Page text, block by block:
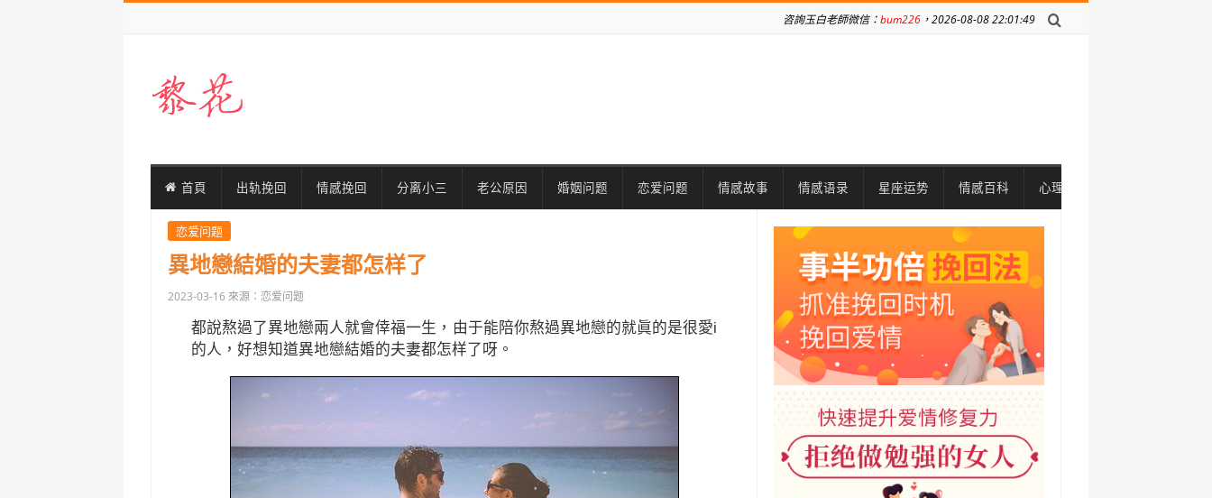
咨詢玉白老師微信：bum226 ，2026-08-08 22:01:49
首頁 出轨挽回 情感挽回 分离小三 老公原因 婚姻问题 恋爱问题 情感故事 情感语录 星座运势 情感百科 心理问题
恋爱问题
異地戀結婚的夫妻都怎样了
2023-03-16 來源：恋爱问题
都說熬過了異地戀兩人就會倖福一生，由于能陪你熬過異地戀的就眞的是很愛i
的人，好想知道異地戀結婚的夫妻都怎样了呀。